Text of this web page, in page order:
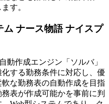
す。
ナース物語 ナイスプ
動作成エンジン「ソルバ」
する勤務条件に対応し、優
な勤務表の自動作成を目指
表が作成可能かを事前に判